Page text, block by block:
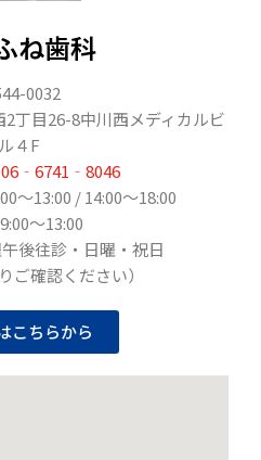
ね歯科
0032
丁目26-8中川西メディカルビ
ル４F
06‐6741‐8046
〜13:00 / 14:00～18:00
〜13:00
後往診・日曜・祝日
ご確認ください）
こちらから